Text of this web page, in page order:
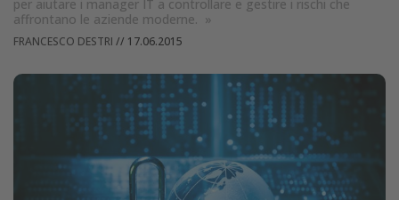
per aiutare i manager IT a controllare e gestire i rischi che
affrontano le aziende moderne. »
FRANCESCO DESTRI // 17.06.2015